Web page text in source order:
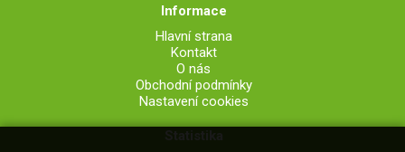
Informace
Hlavní strana
Kontakt
O nás
Obchodní podmínky
Nastavení cookies